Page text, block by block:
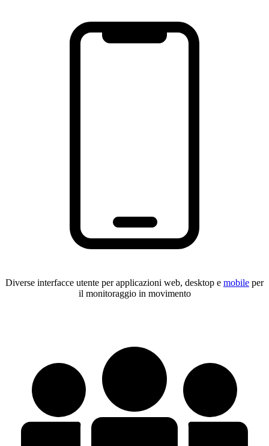
Diverse interfacce utente per applicazioni web, desktop e mobile per
il monitoraggio in movimento